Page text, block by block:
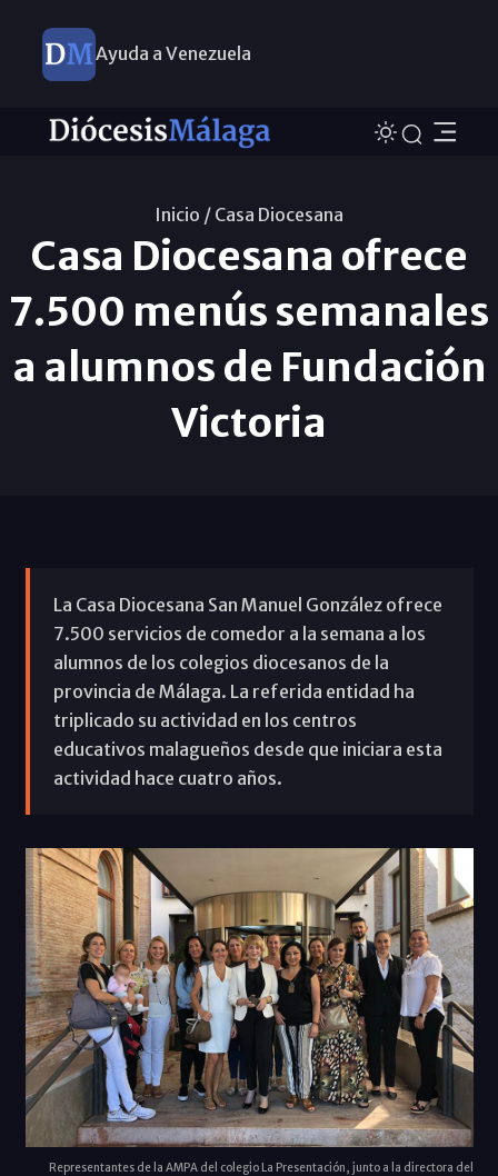
Ayuda a Venezuela
Inicio / Casa Diocesana
Casa Diocesana ofrece
7.500 menús semanales
a alumnos de Fundación
Victoria
La Casa Diocesana San Manuel González ofrece
7.500 servicios de comedor a la semana a los
alumnos de los colegios diocesanos de la
provincia de Málaga. La referida entidad ha
triplicado su actividad en los centros
educativos malagueños desde que iniciara esta
actividad hace cuatro años.
Representantes de la AMPA del colegio La Presentación, junto a la directora del